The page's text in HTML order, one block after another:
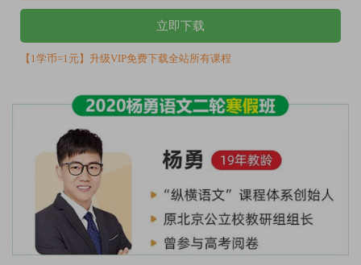
立即下载
【1学币=1元】升级VIP免费下载全站所有课程